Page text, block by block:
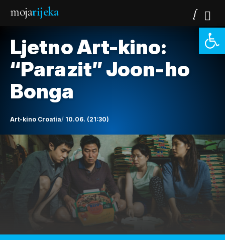
mojarijeka
Ljetno Art-kino:
“Parazit” Joon-ho
Bonga
Art-kino Croatia 10.06. (21:30)